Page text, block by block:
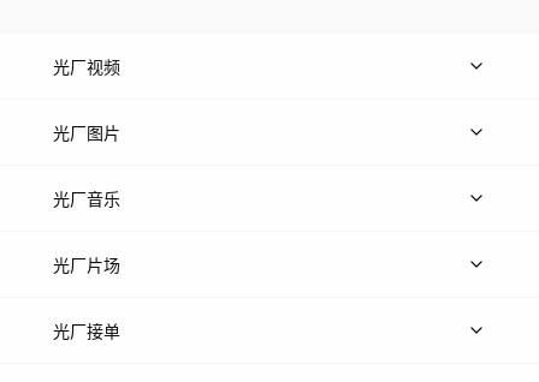
光厂视频
上传视频
光厂图片
上传图片
光厂音乐
热门音乐
光厂片场
上传案例
光厂接单